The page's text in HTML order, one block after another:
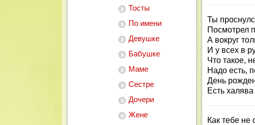
Тосты
По имени
Девушке
Бабушке
Маме
Сестре
Дочери
Жене
Ты
Посмотрел
А вокруг
И у всех в
Что такое,
Надо есть,
День
Есть халява
Как тебе не